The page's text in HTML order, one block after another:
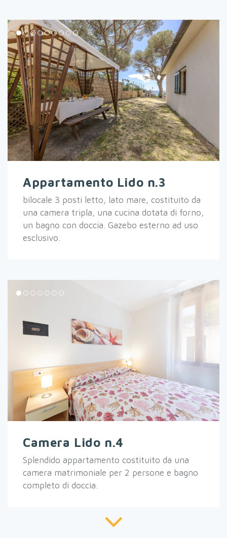
Appartamento Lido n.3
bilocale 3 posti letto, lato mare, costituito da
una camera tripla, una cucina dotata di forno,
un bagno con doccia. Gazebo esterno ad uso
esclusivo.
Camera Lido n.4
Splendido appartamento costituito da una
camera matrimoniale per 2 persone e bagno
completo di doccia.